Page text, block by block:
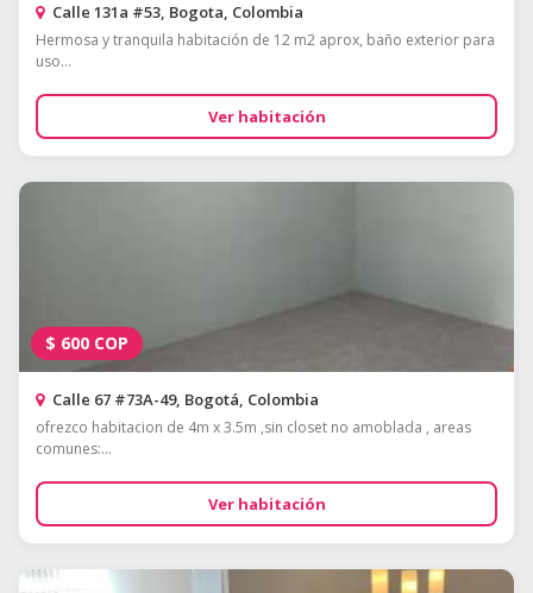
Calle 131a #53, Bogota, Colombia
Hermosa y tranquila habitación de 12 m2 aprox, baño exterior para
uso...
Ver habitación
$ 600 COP
Calle 67 #73A-49, Bogotá, Colombia
ofrezco habitacion de 4m x 3.5m ,sin closet no amoblada , areas
comunes:...
Ver habitación